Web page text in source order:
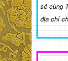
sẻ cùng
địa chỉ